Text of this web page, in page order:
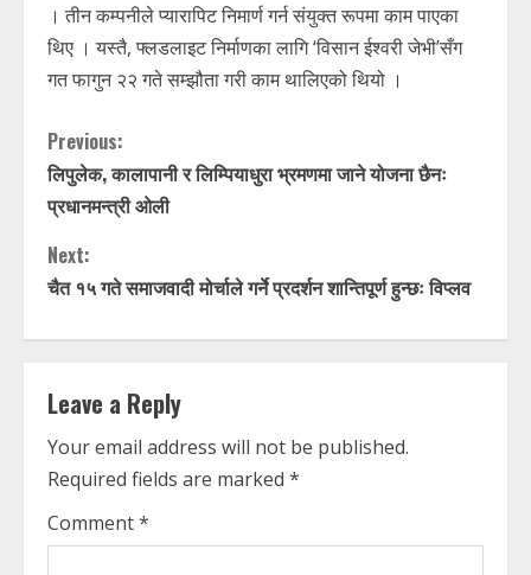
। तीन कम्पनीले प्यारापिट निमार्ण गर्न संयुक्त रूपमा काम पाएका
थिए । यस्तै, फ्लडलाइट निर्माणका लागि ‘विसान ईश्वरी जेभी’सँग
गत फागुन २२ गते सम्झौता गरी काम थालिएको थियो ।
C
o
n
t
i
n
u
e
R
Previous:
लिपुलेक, कालापानी र लिम्पियाधुरा भ्रमणमा जाने योजना छैनः
प्रधानमन्त्री ओली
Next:
चैत १५ गते समाजवादी मोर्चाले गर्ने प्रदर्शन शान्तिपूर्ण हुन्छः विप्लव
Leave a Reply
Your email address will not be published.
Required fields are marked *
Comment*